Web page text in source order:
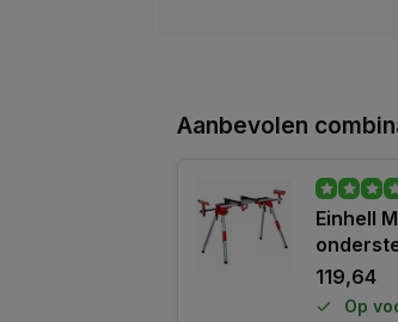
Aanbevolen
Einhell
119,64
Op